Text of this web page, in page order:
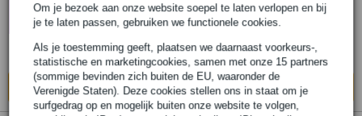
Om je bezoek aan onze website soepel te laten verlopen en bij
je te laten passen, gebruiken we functionele cookies.
Als je toestemming geeft, plaatsen we daarnaast voorkeurs-,
statistische en marketingcookies, samen met onze 15 partners
(sommige bevinden zich buiten de EU, waaronder de
Verenigde Staten). Deze cookies stellen ons in staat om je
surfgedrag op en mogelijk buiten onze website te volgen,
Truss, Scherp
Geprijsd
Ook in1 winkelop voorraad
In mijn winkelwagen